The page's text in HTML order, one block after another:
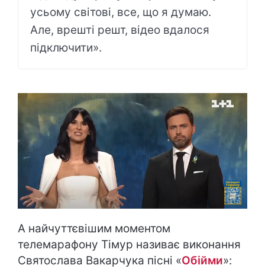
усьому світові, все, що я думаю.
Але, врешті решт, відео вдалося
підключити».
А найчуттєвішим моментом
телемарафону Тімур називає виконання
Святослава Вакарчука пісні «Обійми»: